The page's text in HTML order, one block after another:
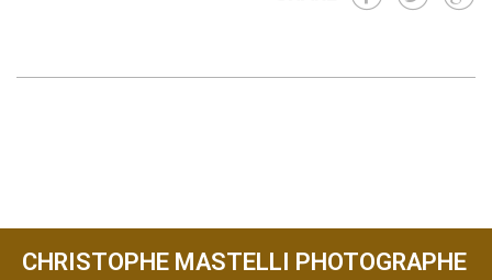
CHRISTOPHE MASTELLI PHOTOGRAPHE